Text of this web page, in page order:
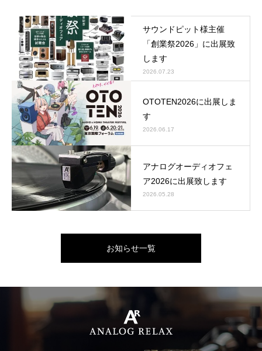
サウンドピット様主催
「創業祭2026」に出展致
します
2026.07.23
OTOTEN2026に出展しま
す
2026.06.17
アナログオーディオフェ
ア2026に出展致します
2026.05.28
お知らせ一覧